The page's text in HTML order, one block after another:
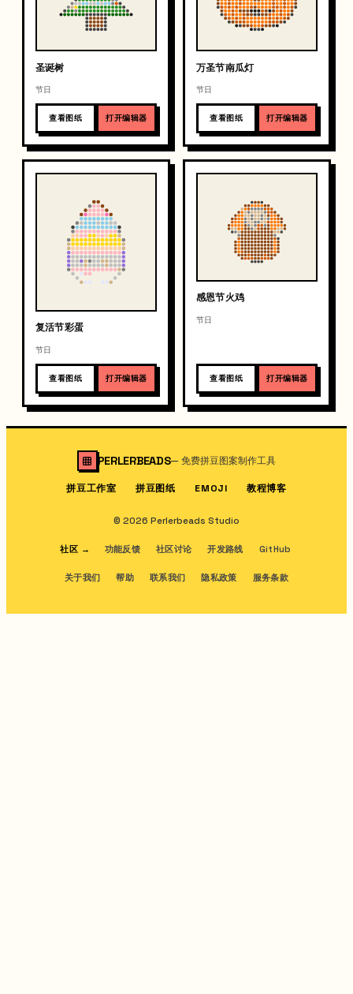
圣诞树
节日
查看图纸 打开编辑器
万圣节南瓜灯
节日
查看图纸 打开编辑器
复活节彩蛋
节日
查看图纸 打开编辑器
感恩节火鸡
节日
查看图纸 打开编辑器
PERLERBEADS—免费拼豆图案制作工具
拼豆工作室 拼豆图纸 EMOJI 教程博客
© 2026 Perlerbeads Studio
社区 → 功能反馈 社区讨论 开发路线 GitHub
关于我们 帮助 联系我们 隐私政策 服务条款